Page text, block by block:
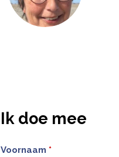
Ik doe mee
Voornaam *